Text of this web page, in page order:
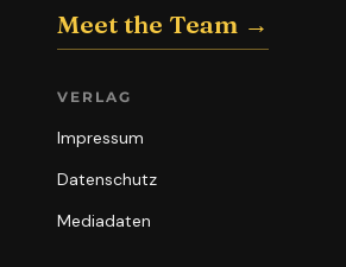
Meet the Team →
VERLAG
Impressum
Datenschutz
Mediadaten